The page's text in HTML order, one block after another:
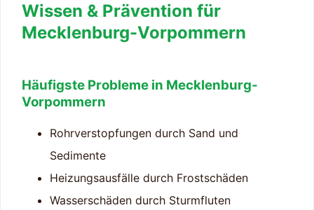
Wissen & Prävention für
Mecklenburg-Vorpommern
Häufigste Probleme in Mecklenburg-
Vorpommern
Rohrverstopfungen durch Sand und
Sedimente
Heizungsausfälle durch Frostschäden
Wasserschäden durch Sturmfluten